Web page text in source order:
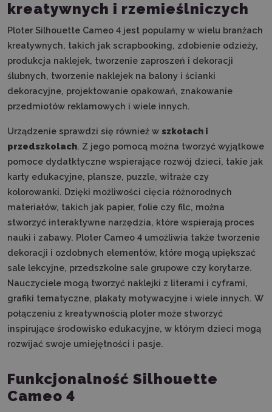
kreatywnych i rzemieślniczych
Ploter Silhouette Cameo 4 jest popularny w wielu branżach
kreatywnych, takich jak scrapbooking, zdobienie odzieży,
produkcja naklejek, tworzenie zaproszeń i dekoracji
ślubnych, tworzenie naklejek na balony i ścianki
dekoracyjne, projektowanie opakowań, znakowanie
przedmiotów reklamowych i wiele innych.
Urządzenie sprawdzi się również w szkołach i
przedszkolach. Z jego pomocą można tworzyć wyjątkowe
pomoce dydatktyczne wspierające rozwój dzieci, takie jak
karty edukacyjne, plansze, puzzle, witraże czy
kolorowanki. Dzięki możliwości cięcia różnorodnych
materiałów, takich jak papier, folie czy filc, można
stworzyć interaktywne narzędzia, które wspierają proces
nauki i zabawy. Ploter Cameo 4 umożliwia także tworzenie
dekoracji i ozdobnych elementów, które mogą upiększać
sale lekcyjne, przedszkolne sale grupowe czy korytarze.
Nauczyciele mogą tworzyć naklejki z literami i cyframi,
grafiki tematyczne, plakaty motywacyjne i wiele innych. W
połączeniu z kreatywnością ploter może stworzyć
inspirujące środowisko edukacyjne, w którym dzieci mogą
rozwijać swoje umiejętności i pasje.
Funkcjonalność Silhouette
Cameo 4